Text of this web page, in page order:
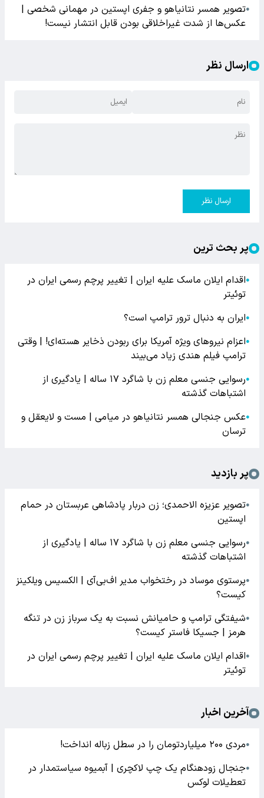
●تصویر همسر نتانیاهو و جفری اپستین در مهمانی شخصی |
عکس‌ها از شدت غیراخلاقی بودن قابل انتشار نیست!
ارسال نظر
ارسال نظر
پر بحث ترین
●اقدام ایلان ماسک علیه ایران | تغییر پرچم رسمی ایران در
توئیتر
●ایران به دنبال ترور ترامپ است؟
●اعزام نیروهای ویژه آمریکا برای ربودن ذخایر هسته‌ای! | وقتی
ترامپ فیلم هندی زیاد می‌بیند
●
رسوایی جنسی معلم زن با شاگرد ۱۷ ساله | یادگیری از
اشتباهات گذشته
●عکس جنجالی همسر نتانیاهو در میامی | مست و لایعقل و
ترسان
پر بازدید
●تصویر عزیزه الاحمدی؛ زن دربار پادشاهی عربستان در حمام
اپستین
●
رسوایی جنسی معلم زن با شاگرد ۱۷ ساله | یادگیری از
اشتباهات گذشته
●پرستوی موساد در رختخواب مدیر اف‌بی‌آی | الکسیس ویلکینز
کیست؟
●شیفتگی ترامپ و حامیانش نسبت به یک سرباز زن در تنگه
هرمز | جسیکا فاستر کیست؟
●اقدام ایلان ماسک علیه ایران | تغییر پرچم رسمی ایران در
توئیتر
آخرین اخبار
●مردی ۲۰۰ میلیاردتومان را در سطل زباله انداخت!
●جنجال زودهنگام یک چپ لاکچری | آبمیوه سیاستمدار در
تعطیلات لوکس